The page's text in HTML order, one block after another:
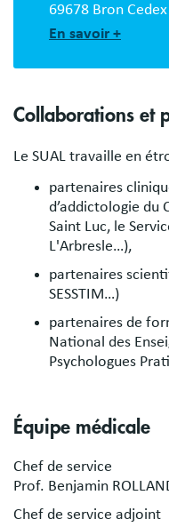
69678 Bron Cedex
En savoir +
Collaborations et
Le SUAL travaille en
partenaires
d’addictologie du
Saint Luc, le
L'Arbresle…),
partenaires
SESSTIM…)
partenaires de
National des
Psychologues
Équipe médicale
Chef de service
Prof. Benjamin
Chef de service adjoint